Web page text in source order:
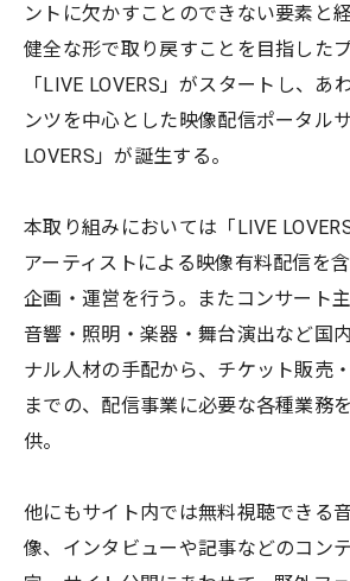
ントに欠かすことのできない要素と
健全な形で取り戻すことを目指した
「LIVE LOVERS」がスタートし、あ
ンツを中心とした映像配信ポータル
LOVERS」が誕生する。
本取り組みにおいては「LIVE
アーティストによる映像有料配信を
企画・運営を行う。またコンサート
音響・照明・楽器・舞台演出など国
ナル人材の手配から、チケット販売
までの、配信事業に必要な各種業務
供。
他にもサイト内では無料視聴できる
像、インタビューや記事などのコン